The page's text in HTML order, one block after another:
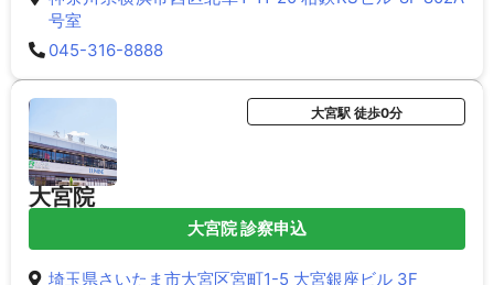
号室
045-316-8888
大宮院
大宮駅 徒歩0分
大宮院 診察申込
埼玉県さいたま市大宮区宮町1-5 大宮銀座ビル 3F